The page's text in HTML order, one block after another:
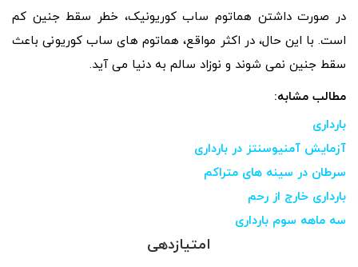
در صورت داشتن هماتوم ساب کوریونیک، خطر سقط جنین کم
است. با این حال، در اکثر مواقع، هماتوم های ساب کوریونی باعث
سقط جنین نمی شوند و نوزاد سالم به دنیا می آید.
مطالب مشابه:
بارداری
آزمایش آمنیوسنتز در بارداری
سرطان در سینه های متراکم
بارداری خارج از رحم
سه ماهه سوم بارداری
امتیازدهی